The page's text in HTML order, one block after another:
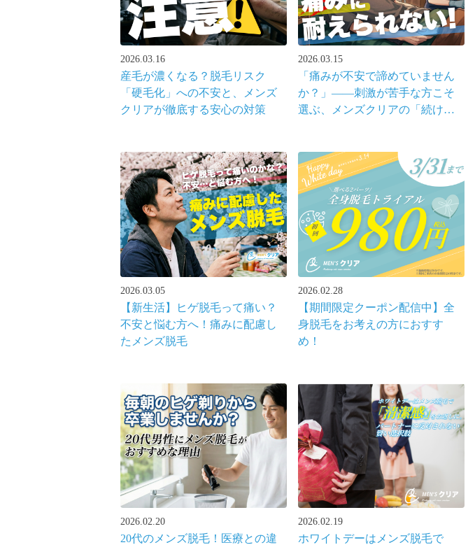
2026.03.16
産毛が濃くなる？脱毛リスク
「硬毛化」への不安と、メンズ
クリアが徹底する安心の対策
2026.03.15
「痛みが不安で諦めていません
か？」――刺激が苦手な方こそ
選ぶ、メンズクリアの「続けら
2026.03.05
【新生活】ヒゲ脱毛って痛い？
不安と悩む方へ！痛みに配慮し
たメンズ脱毛
2026.02.28
【期間限定クーポン配信中】全
身脱毛をお考えの方におすす
め！
2026.02.20
20代のメンズ脱毛！医療との違
2026.02.19
ホワイトデーはメンズ脱毛で